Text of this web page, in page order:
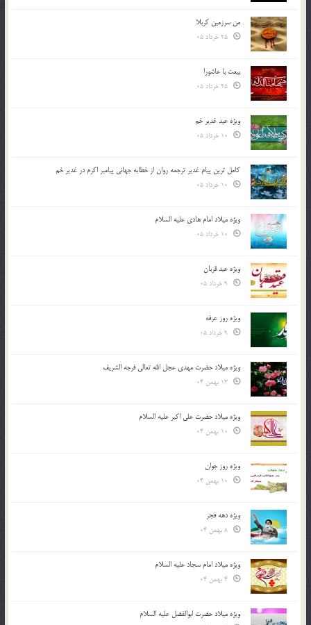
من سرزمین کربلا
بیعت با عاشورا
ویژه عید غدیر خم
کامل ترین پیام غدیر ترجمه روان از خطابه جهانی پیامبر اکرم در غدیر خم
ویژه میلاد امام هادی علیه السلام
ویژه عید قربان
ویژه روز عرفه
ویژه میلاد حضرت مهدی عجل الله تعالی فرجه الشريف
ویژه میلاد حضرت علی اکبر علیه السلام
ویژه روز جوان
ویژه دهه فجر
ویژه میلاد امام سجاد علیه السلام
ویژه میلاد حضرت ابوالفضل علیه السلام